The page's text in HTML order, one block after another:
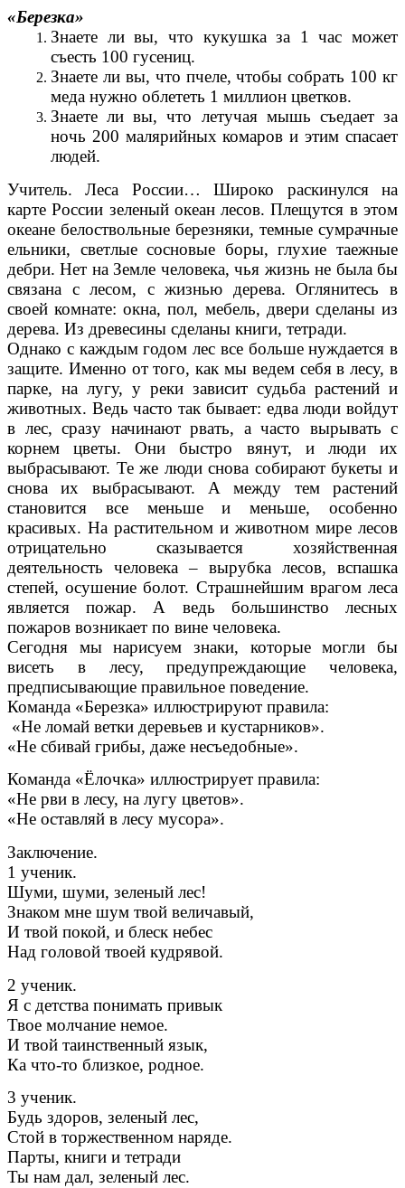
«Березка»
Знаете ли вы, что кукушка за 1 час может
съесть 100 гусениц.
Знаете ли вы, что пчеле, чтобы собрать 100 кг
меда нужно облететь 1 миллион цветков.
Знаете ли вы, что летучая мышь съедает за
ночь 200 малярийных комаров и этим спасает
людей.
Учитель. Леса России… Широко раскинулся на
карте России зеленый океан лесов. Плещутся в этом
океане белоствольные березняки, темные сумрачные
ельники, светлые сосновые боры, глухие таежные
дебри. Нет на Земле человека, чья жизнь не была бы
связана с лесом, с жизнью дерева. Оглянитесь в
своей комнате: окна, пол, мебель, двери сделаны из
дерева. Из древесины сделаны книги, тетради.
Однако с каждым годом лес все больше нуждается в
защите. Именно от того, как мы ведем себя в лесу, в
парке, на лугу, у реки зависит судьба растений и
животных. Ведь часто так бывает: едва люди войдут
в лес, сразу начинают рвать, а часто вырывать с
корнем цветы. Они быстро вянут, и люди их
выбрасывают. Те же люди снова собирают букеты и
снова их выбрасывают. А между тем растений
становится все меньше и меньше, особенно
красивых. На растительном и животном мире лесов
отрицательно сказывается хозяйственная
деятельность человека – вырубка лесов, вспашка
степей, осушение болот. Страшнейшим врагом леса
является пожар. А ведь большинство лесных
пожаров возникает по вине человека.
Сегодня мы нарисуем знаки, которые могли бы
висеть в лесу, предупреждающие человека,
предписывающие правильное поведение.
Команда «Березка» иллюстрируют правила:
«Не ломай ветки деревьев и кустарников».
«Не сбивай грибы, даже несъедобные».
Команда «Ёлочка» иллюстрирует правила:
«Не рви в лесу, на лугу цветов».
«Не оставляй в лесу мусора».
Заключение.
1 ученик.
Шуми, шуми, зеленый лес!
Знаком мне шум твой величавый,
И твой покой, и блеск небес
Над головой твоей кудрявой.
2 ученик.
Я с детства понимать привык
Твое молчание немое.
И твой таинственный язык,
Ка что-то близкое, родное.
3 ученик.
Будь здоров, зеленый лес,
Стой в торжественном наряде.
Парты, книги и тетради
Ты нам дал, зеленый лес.